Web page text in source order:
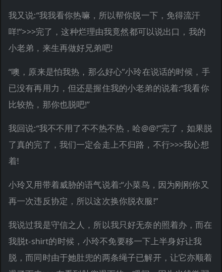
我又说:“我我看你热嘛，所以帮你脱一下，免得流汗
咩!”>>>完了，这种烂理由我竟然都可以说出口，我的
小老弟，来生再做好兄弟吧!
“噢，原来是怕我热，那么好心”小玲在说话的时候，手
已没有再用力，但还是握住我的小老弟的说着:“我看你
比较热，那你也脱吧!”
我回说:“我不不用了不不热不热，哈@@!”完了，如果脱
了真的完了，我们一定会走上不归路，不行>>>我心想
着!
小玲又用带着威胁的语气说着:“小菜鸟，因为刚刚你又
再一次违反协定，所以这次换你脱衣服!”
我说过我是守信之人，所以我只好无奈的照着办，而在
我脱t-shirt的时候，小玲不免要移一下上半身好让我
脱，而同时由于她肚兜的两条绳子已解开，让它亦顺着